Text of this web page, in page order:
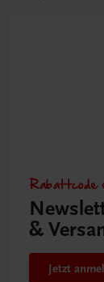
Rabattcode
&
Jetzt